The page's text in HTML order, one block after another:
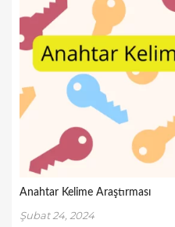
Anahtar Kelime Araştırması
Şubat 24, 2024